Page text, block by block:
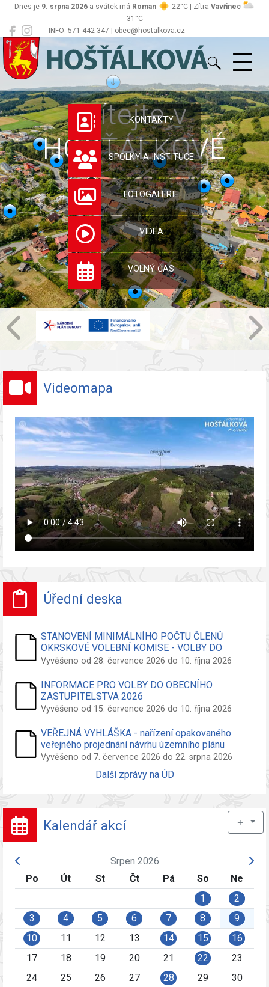
INFO: 571 442 347 | obec@hostalkova.cz
Dnes je 9. srpna 2026 a svátek má Roman 22°C | Zítra Vavřinec
31°C
Hošťálková
Vítejte v
HOŠŤÁLKOVÉ
KONTAKTY
SPOLKY A INSTITUCE
FOTOGALERIE
VIDEA
VOLNÝ ČAS
Videomapa
Úřední deska
STANOVENÍ MINIMÁLNÍHO POČTU ČLENŮ
OKRSKOVÉ VOLEBNÍ KOMISE - VOLBY DO
ZASTUPITELSTVA OBCE
Vyvěšeno od 28. července 2026 do 10. října 2026
INFORMACE PRO VOLBY DO OBECNÍHO
ZASTUPITELSTVA 2026
Vyvěšeno od 15. července 2026 do 10. října 2026
VEŘEJNÁ VYHLÁŠKA - nařízení opakovaného
veřejného projednání návrhu územního plánu
Vyvěšeno od 7. července 2026 do 22. srpna 2026
Další zprávy na ÚD
Kalendář akcí ＋
Srpen 2026
Po
Út St Čt Pá So
Ne
1
2
3
4 5 6 7 8
9
10
11 12 13 14 15
16
17
18 19 20 21 22
23
24
25 26 27 28 29
30